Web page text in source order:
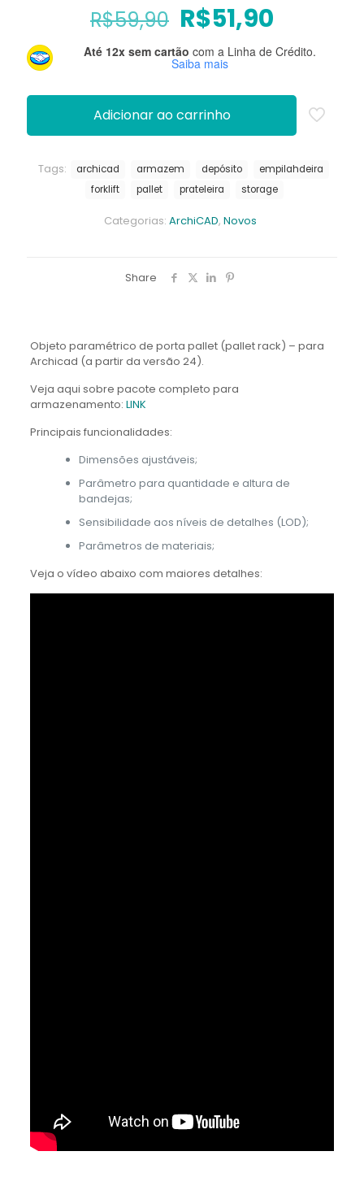
R$59,90 O
preço
original
era:
R$59,90.
R$51,90
preço
atual
é:
Até 12x sem cartão com a Linha de Crédito.
Saiba mais
Adicionar ao carrinho
Categorias: ArchiCAD, Novos
Tags: archicad armazem depósito
empilahdeira
forklift
pallet prateleira storage
Share
Objeto paramétrico de porta pallet (pallet rack) – para
Archicad (a partir da versão 24).
Veja aqui sobre pacote completo para
armazenamento: LINK
Principais funcionalidades:
Dimensões ajustáveis;
Parâmetro para quantidade e altura de
bandejas;
Sensibilidade aos níveis de detalhes (LOD);
Parâmetros de materiais;
Veja o vídeo abaixo com maiores detalhes: